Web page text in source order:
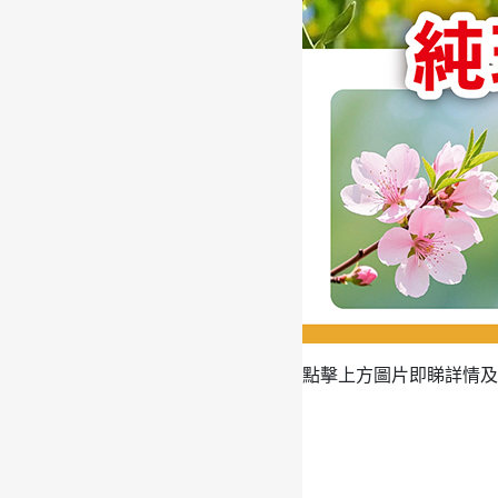
點擊上方圖片即睇詳情